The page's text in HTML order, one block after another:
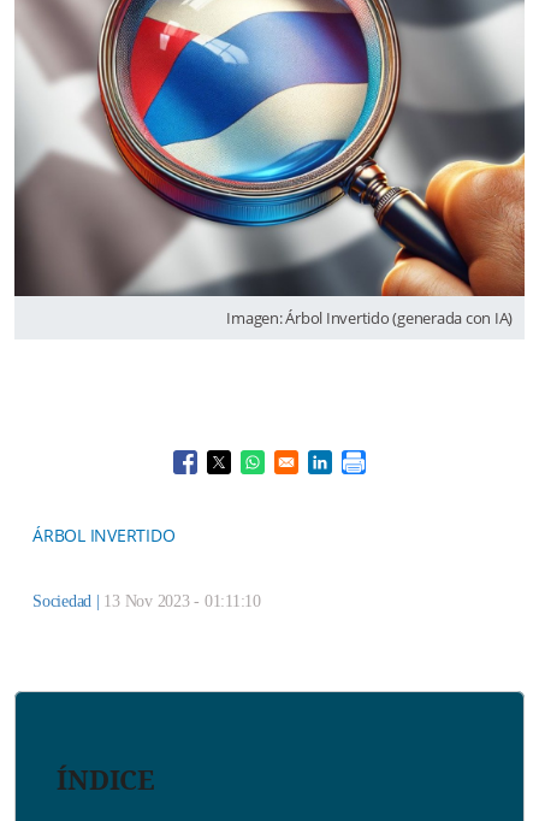
Imagen: Árbol Invertido (generada con IA)
Opens in a new window
Opens in a new window
Opens in a new window
Opens in a new window
ÁRBOL INVERTIDO
Sociedad 13 Nov 2023 - 01:11:10
ÍNDICE